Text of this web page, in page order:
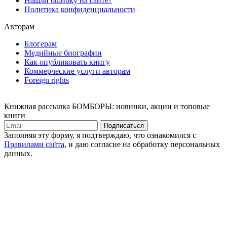
Политика конфиденциальности
Авторам
Блогерам
Медийные биографии
Как опубликовать книгу
Коммерческие услуги авторам
Foreign rights
Книжная рассылка БОМБОРЫ: новинки, акции и топовые
книги
Подписаться
Заполняя эту форму, я подтверждаю, что ознакомился с
Правилами сайта, и даю согласие на обработку персональных
данных.